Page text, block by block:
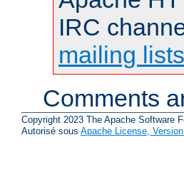
IRC
mailing lists
Comments
Copyright 2023 The Apache Software
Autorisé sous Apache License,